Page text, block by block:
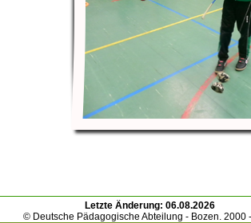
Letzte Änderung: 06.08.2026
© Deutsche Pädagogische Abteilung - Bozen. 2000